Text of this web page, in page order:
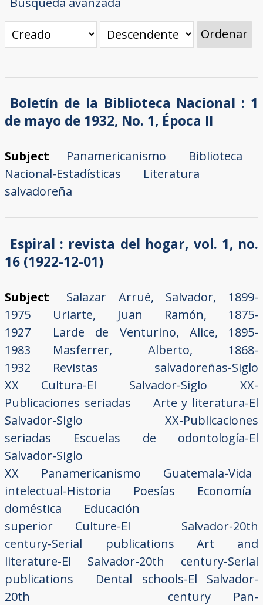
Ordenar
Boletín de la Biblioteca Nacional : 1
de mayo de 1932, No. 1, Época II
Subject Panamericanismo
Biblioteca
Nacional-Estadísticas
Literatura
salvadoreña
Espiral : revista del hogar, vol. 1, no.
16 (1922-12-01)
Subject
Salazar Arrué, Salvador, 1899-
1975
Uriarte, Juan Ramón, 1875-
1927
Larde de Venturino, Alice, 1895-
1983
Masferrer, Alberto, 1868-
1932
Revistas salvadoreñas-Siglo
XX
Cultura-El Salvador-Siglo XX-
Publicaciones seriadas
Arte y literatura-El
Salvador-Siglo XX-Publicaciones
seriadas
Escuelas de odontología-El
Salvador-Siglo
XX
Panamericanismo
Guatemala-Vida
intelectual-Historia
Poesías
Economía
doméstica
Educación
superior
Culture-El Salvador-20th
century-Serial publications
Art and
literature-El Salvador-20th century-Serial
publications
Dental schools-El Salvador-
20th century
Pan-